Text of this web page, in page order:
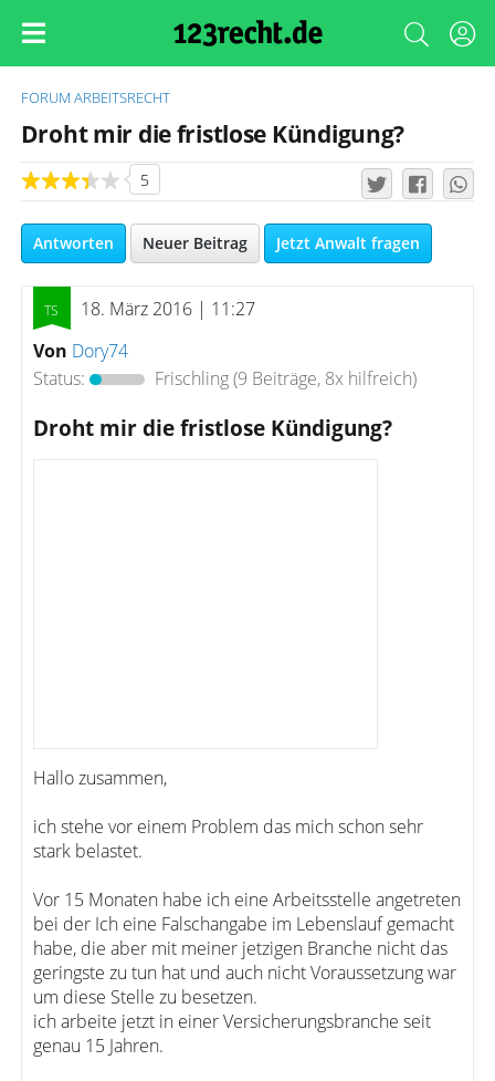
FORUM ARBEITSRECHT
Droht mir die fristlose Kündigung?
5
Antworten Neuer Beitrag Jetzt Anwalt fragen
18. März 2016 | 11:27
Von Dory74
Status:
Frischling(9 Beiträge, 8x hilfreich)
Droht mir die fristlose Kündigung?
Hallo zusammen,
ich stehe vor einem Problem das mich schon sehr
stark belastet.
Vor 15 Monaten habe ich eine Arbeitsstelle angetreten
bei der Ich eine Falschangabe im Lebenslauf gemacht
habe, die aber mit meiner jetzigen Branche nicht das
geringste zu tun hat und auch nicht Voraussetzung war
um diese Stelle zu besetzen.
ich arbeite jetzt in einer Versicherungsbranche seit
genau 15 Jahren.